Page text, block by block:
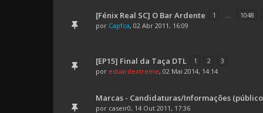
[Fénix Real SC] O Bar Ardente 1 ... 1048
por Capfca, 02 Abr 2011, 16:09
[EP15] Final da Taça DTL 1 2
3
por eduardextreme, 02 Mai 2014, 14:14
Marcas - Candidaturas/Informações
por caseir0, 14 Out 2011, 17:36